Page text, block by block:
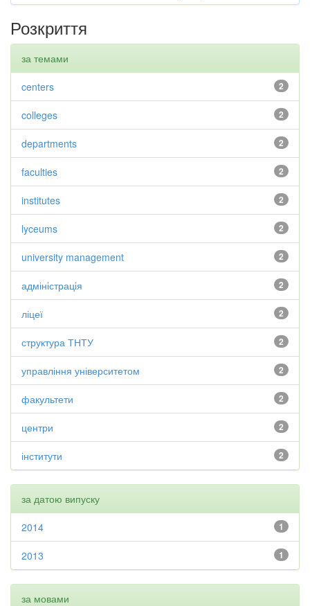
Розкриття
за темами
2
centers
2
colleges
2
departments
2
faculties
2
institutes
2
lyceums
2
university management
2
адміністрація
2
ліцеї
2
структура ТНТУ
2
управління університетом
2
факультети
2
центри
2
інститути
за датою випуску
1
2014
1
2013
за мовами